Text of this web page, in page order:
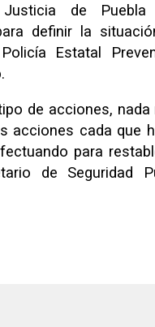
de
definir la
Estatal
de acciones, nada
acciones cada que
para
de Seguridad